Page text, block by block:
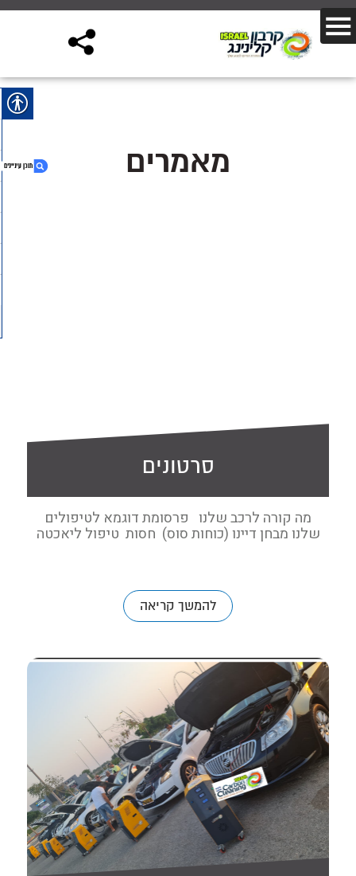
מאמרים
סרטונים
מה קורה לרכב שלנו פרסומת דוגמא לטיפולים
שלנו מבחן דיינו (כוחות סוס) חסות טיפול ליאכטה
להמשך קריאה